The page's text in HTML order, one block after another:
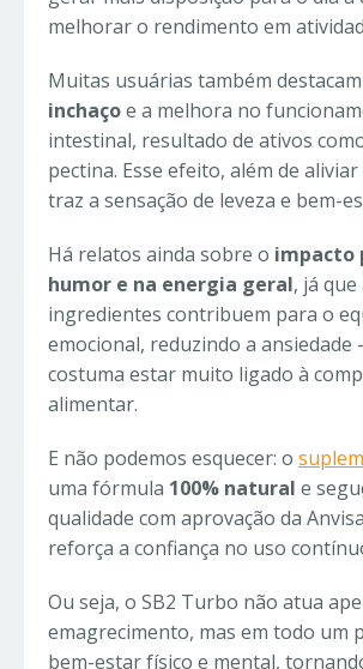
melhorar o rendimento em
Muitas usuárias também
inchaçoe a melhora no
intestinal, resultado de ativos
pectina. Esse efeito, além de
traz a sensação de leveza e bem-
Há relatos ainda sobre o impacto
humor e na energia geral, já
ingredientes contribuem para o
emocional, reduzindo a
costuma estar muito ligado à
alimentar.
E não podemos esquecer: o
uma fórmula 100% natural e
qualidade com aprovação da
reforça a confiança no uso
Ou seja, o SB2 Turbo não atua
emagrecimento, mas em todo um
bem-estar físico e mental,